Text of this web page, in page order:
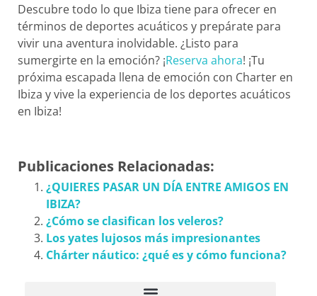
Descubre todo lo que Ibiza tiene para ofrecer en
términos de deportes acuáticos y prepárate para
vivir una aventura inolvidable. ¿Listo para
sumergirte en la emoción? ¡Reserva ahora! ¡Tu
próxima escapada llena de emoción con Charter en
Ibiza y vive la experiencia de los deportes acuáticos
en Ibiza!
Publicaciones Relacionadas:
¿QUIERES PASAR UN DÍA ENTRE AMIGOS EN
IBIZA?
¿Cómo se clasifican los veleros?
Los yates lujosos más impresionantes
Chárter náutico: ¿qué es y cómo funciona?